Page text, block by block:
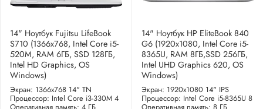
14" Ноутбук Fujitsu LifeBook
S710 (1366x768, Intel Core i5-
520M, RAM 6ГБ, SSD 128ГБ,
Intel HD Graphics, OS
Windows)
Экран: 1366x768 14" TN
Процессор: Intel Core i3-330M 4
14" Ноутбук HP EliteBook 840
G6 (1920x1080, Intel Core i5-
8365U, RAM 8ГБ,SSD 256ГБ,
Intel UHD Graphics 620, OS
Windows)
Экран: 1920x1080 14" IPS
Процессор: Intel Core i5-8365U 8